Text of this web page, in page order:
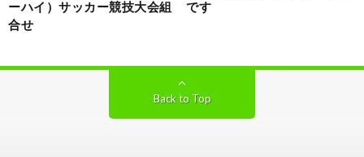
ーハイ）サッカー競技大会組
合せ
です
Back to Top